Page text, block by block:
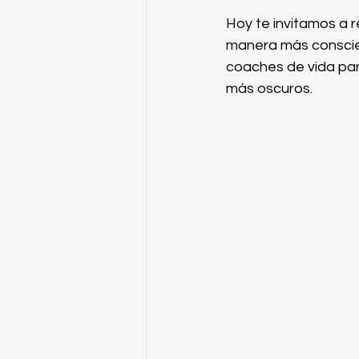
Hoy te invitamos a
manera más
coaches de vida
más oscuros.